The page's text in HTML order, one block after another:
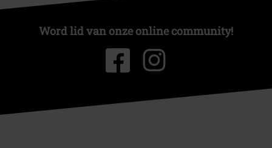
Word lid van onze online community!